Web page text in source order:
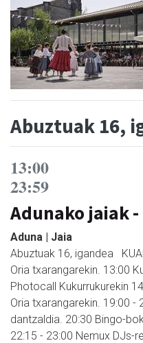
Abuztuak 16,
13:00
23:59
Adunako jaiak -
Aduna | Jaia
Abuztuak 16, igandea
Oria txarangarekin. 13:00
Photocall Kukurrukurekin
Oria txarangarekin. 19:00 -
dantzaldia. 20:30 Bingo-
22:15 - 23:00 Nemux DJs-